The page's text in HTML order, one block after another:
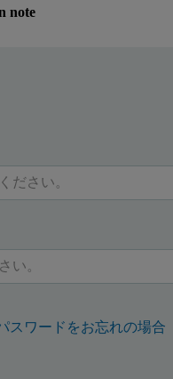
note
researchers often
date from the 13thto the
持っています
スワードをお忘れの場合